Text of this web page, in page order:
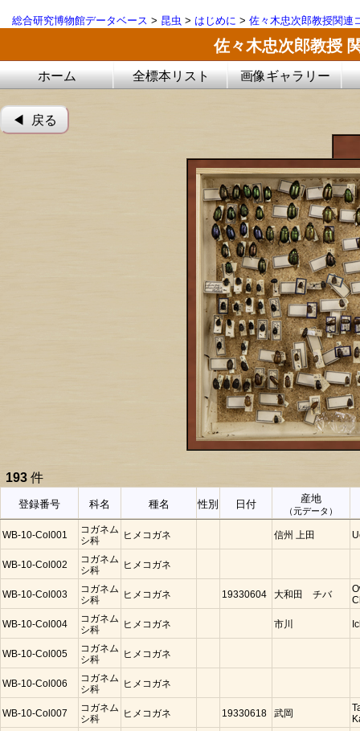
総合研究博物館データベース > 昆虫 > はじめに > 佐々木忠次郎教授関連
佐々木忠次郎教授
ホーム 全標本リスト 画像ギャラリー
◀︎ 戻る
193 件
登録番号 科名 種名 性別 日付 産地
（元データ）
WB-10-Col001
コガネム
シ科
ヒメコガネ 信州 上田
WB-10-Col002
コガネム
シ科
ヒメコガネ
WB-10-Col003
コガネム
シ科
ヒメコガネ 19330604 大和田 チバ
WB-10-Col004
コガネム
シ科
ヒメコガネ 市川
WB-10-Col005
コガネム
シ科
ヒメコガネ
WB-10-Col006
コガネム
シ科
ヒメコガネ
WB-10-Col007
コガネム
シ科
ヒメコガネ 19330618 武岡